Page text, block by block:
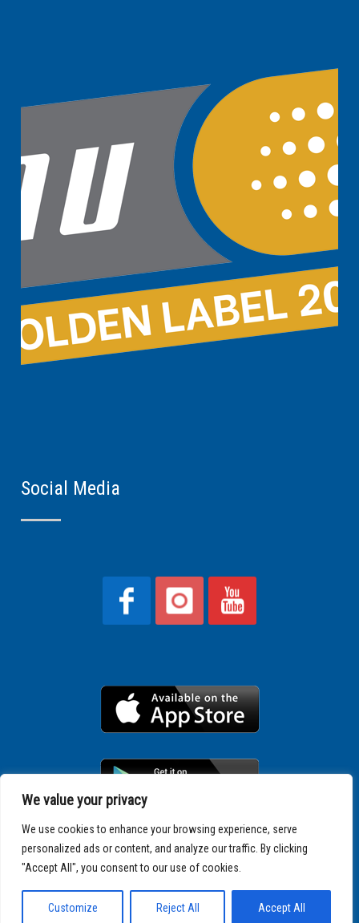
We value your privacy
We use cookies to enhance your browsing experience, serve
personalized ads or content, and analyze our traffic. By clicking
"Accept All", you consent to our use of cookies.
Customize Reject All Accept All
Social Media
Copyright © 2025 SPARTATHLON